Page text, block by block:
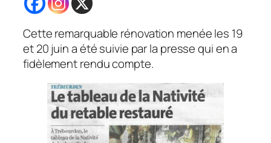
Cette remarquable rénovation menée les 19
et 20 juin a été suivie par la presse qui en a
fidèlement rendu compte.